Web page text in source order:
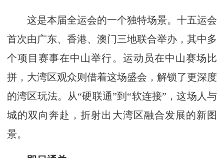
这是本届全运会的一个独特场景。十五运会
首次由广东、香港、澳门三地联合举办，其中多
个项目赛事在中山举行。运动员在中山赛场比
拼，大湾区观众则借着这场盛会，解锁了更深度
的湾区玩法。从“硬联通”到“软连接”，这场人与
城的双向奔赴，折射出大湾区融合发展的新图
景。